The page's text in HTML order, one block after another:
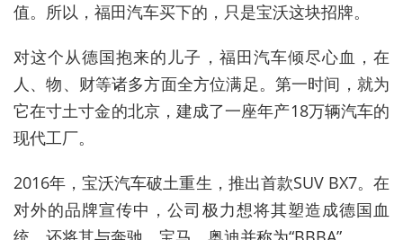
值。所以，福田汽车买下的，只是宝沃这块招牌。
对这个从德国抱来的儿子，福田汽车倾尽心血，在
人、物、财等诸多方面全方位满足。第一时间，就为
它在寸土寸金的北京，建成了一座年产18万辆汽车的
现代工厂。
2016年，宝沃汽车破土重生，推出首款SUV BX7。在
对外的品牌宣传中，公司极力想将其塑造成德国血